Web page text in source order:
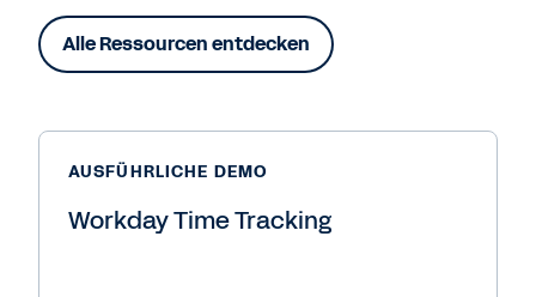
Alle Ressourcen entdecken
AUSFÜHRLICHE DEMO
Workday Time Tracking